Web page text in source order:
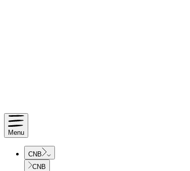
Menu
CNB
CNB